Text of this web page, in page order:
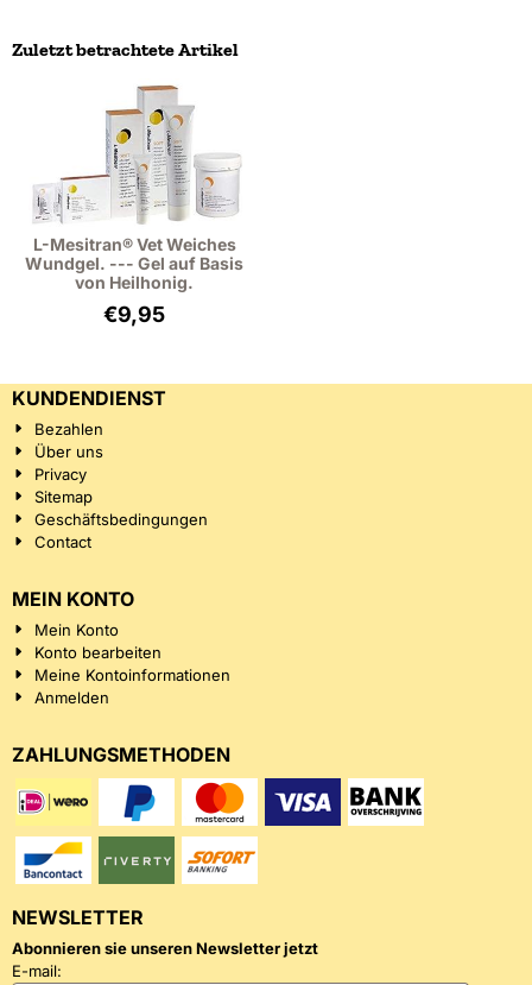
Zuletzt betrachtete Artikel
L-Mesitran® Vet Weiches
Wundgel. --- Gel auf Basis
von Heilhonig.
€9,95
KUNDENDIENST
Bezahlen
Über uns
Privacy
Sitemap
Geschäftsbedingungen
Contact
MEIN KONTO
Mein Konto
Konto bearbeiten
Meine Kontoinformationen
Anmelden
ZAHLUNGSMETHODEN
NEWSLETTER
Abonnieren sie unseren Newsletter jetzt
E-mail: